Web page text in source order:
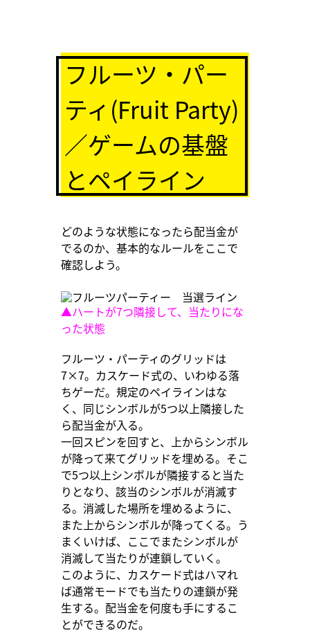
フルーツ・パー
ティ(Fruit Party)
／ゲームの基盤
とペイライン
どのような状態になったら配当金が
でるのか、基本的なルールをここで
確認しよう。
▲ハートが7つ隣接して、当たりにな
った状態
フルーツ・パーティのグリッドは
7×7。カスケード式の、いわゆる落
ちゲーだ。規定のペイラインはな
く、同じシンボルが5つ以上隣接した
ら配当金が入る。
一回スピンを回すと、上からシンボル
が降って来てグリッドを埋める。そこ
で5つ以上シンボルが隣接すると当た
りとなり、該当のシンボルが消滅す
る。消滅した場所を埋めるように、
また上からシンボルが降ってくる。う
まくいけば、ここでまたシンボルが
消滅して当たりが連鎖していく。
このように、カスケード式はハマれ
ば通常モードでも当たりの連鎖が発
生する。配当金を何度も手にするこ
とができるのだ。